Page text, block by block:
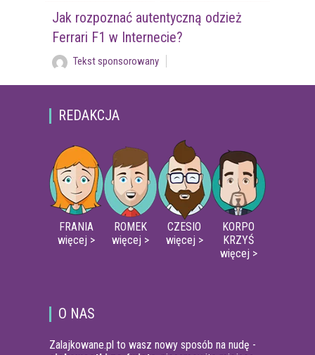
Jak rozpoznać autentyczną odzież
Ferrari F1 w Internecie?
Tekst sponsorowany
REDAKCJA
FRANIA
więcej >
ROMEK
więcej >
CZESIO
więcej >
KORPO
KRZYŚ
więcej >
O NAS
Zalajkowane.pl to wasz nowy sposób na nudę -